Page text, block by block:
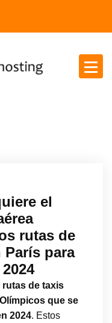
el
rutas de
para
rutas de taxis
que se
2024. Estos